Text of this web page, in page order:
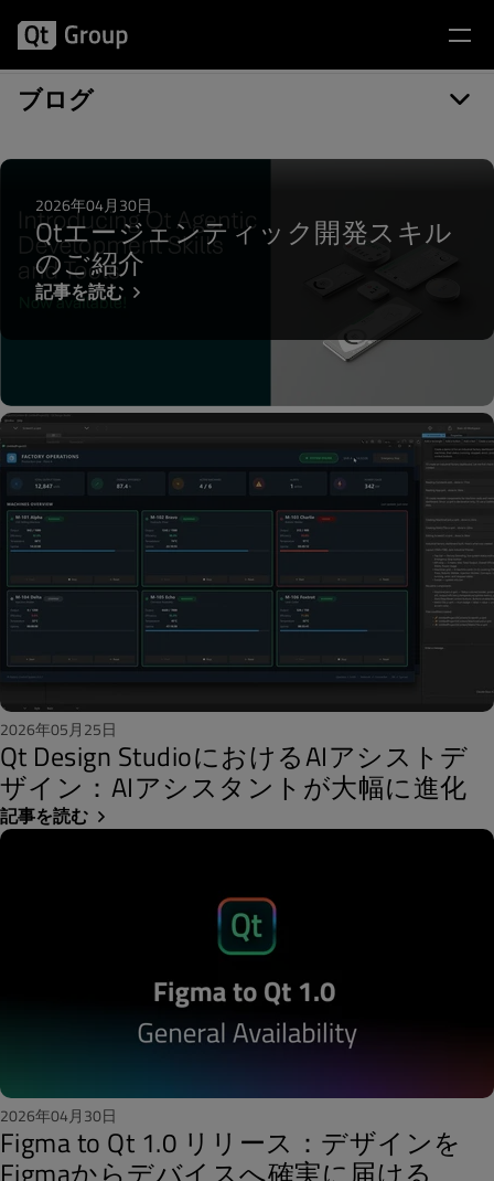
ブログ
記事カテゴリー: Designer
2026年04月30日
Qtエージェンティック開発スキル
のご紹介
記事を読む
2026年05月25日
Qt Design StudioにおけるAIアシストデ
ザイン：AIアシスタントが大幅に進化
記事を読む
2026年04月30日
Figma to Qt 1.0 リリース：デザインを